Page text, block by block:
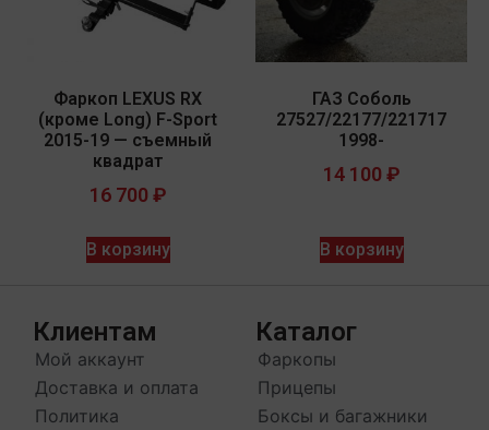
Фаркоп LEXUS RX
(кроме Long) F-Sport
2015-19 — съемный
квадрат
16 700 ₽
В корзину
ГАЗ Соболь
27527/22177/221717
1998-
14 100 ₽
В корзину
Клиентам
Мой аккаунт
Доставка и оплата
Политика
Каталог
Фаркопы
Прицепы
Боксы и багажники